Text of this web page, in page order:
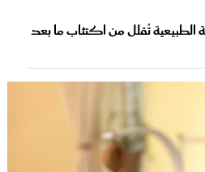
الطبيعية تُقلل من اكتئاب ما بعد